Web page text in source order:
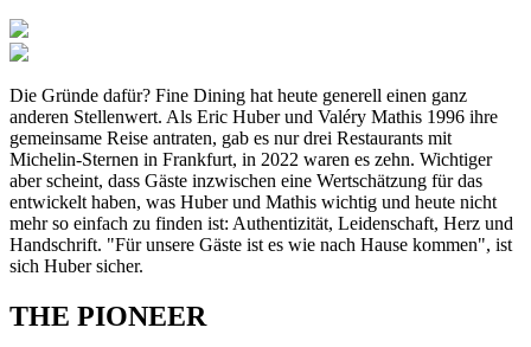
Die Gründe dafür? Fine Dining hat heute generell einen ganz
anderen Stellenwert. Als Eric Huber und Valéry Mathis 1996 ihre
gemeinsame Reise antraten, gab es nur drei Restaurants mit
Michelin-Sternen in Frankfurt, in 2022 waren es zehn. Wichtiger
aber scheint, dass Gäste inzwischen eine Wertschätzung für das
entwickelt haben, was Huber und Mathis wichtig und heute nicht
mehr so einfach zu finden ist: Authentizität, Leidenschaft, Herz und
Handschrift. "Für unsere Gäste ist es wie nach Hause kommen", ist
sich Huber sicher.
THE PIONEER